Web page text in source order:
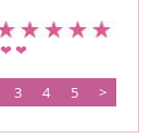
️❤
3 4 5 >